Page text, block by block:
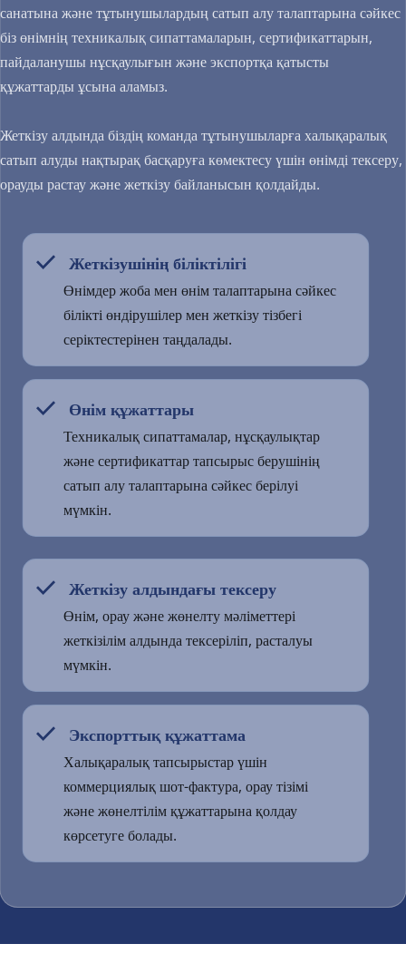
санатына және тұтынушылардың сатып алу талаптарына сәйкес
біз өнімнің техникалық сипаттамаларын, сертификаттарын,
пайдаланушы нұсқаулығын және экспортқа қатысты
құжаттарды ұсына аламыз.
Жеткізу алдында біздің команда тұтынушыларға халықаралық
сатып алуды нақтырақ басқаруға көмектесу үшін өнімді тексеру,
орауды растау және жеткізу байланысын қолдайды.
 Жеткізушінің біліктілігі
Өнімдер жоба мен өнім талаптарына сәйкес
білікті өндірушілер мен жеткізу тізбегі
серіктестерінен таңдалады.
 Өнім құжаттары
Техникалық сипаттамалар, нұсқаулықтар
және сертификаттар тапсырыс берушінің
сатып алу талаптарына сәйкес берілуі
мүмкін.
 Жеткізу алдындағы тексеру
Өнім, орау және жөнелту мәліметтері
жеткізілім алдында тексеріліп, расталуы
мүмкін.
 Экспорттық құжаттама
Халықаралық тапсырыстар үшін
коммерциялық шот-фактура, орау тізімі
және жөнелтілім құжаттарына қолдау
көрсетуге болады.